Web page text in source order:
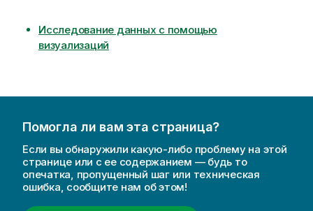
Исследование данных с помощью
визуализаций
Помогла ли вам эта страница?
Если вы обнаружили какую-либо проблему на этой
странице или с ее содержанием — будь то
опечатка, пропущенный шаг или техническая
ошибка, сообщите нам об этом!